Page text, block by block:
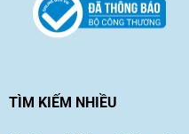
TÌM KIẾM NHIỀU